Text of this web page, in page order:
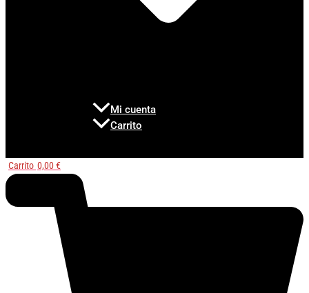
Mi cuenta
Carrito
Carrito 0,00€